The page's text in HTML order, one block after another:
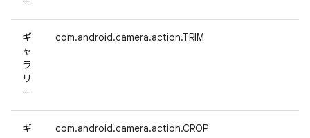
ギ
ャ
ラ
リ
ー
com.android.camera.action.TRIM
ギ
com.android.camera.action.CROP